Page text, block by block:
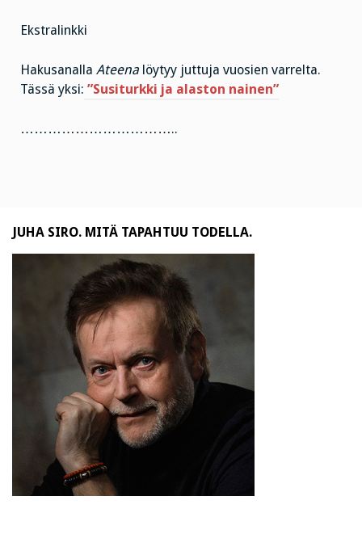
Ekstralinkki
Hakusanalla Ateena löytyy juttuja vuosien varrelta.
Tässä yksi: ”Susiturkki ja alaston nainen”
……………………………..
JUHA SIRO. MITÄ TAPAHTUU TODELLA.